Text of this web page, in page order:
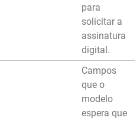
para
solicitar a
assinatura
digital.
Campos
que o
modelo
espera que